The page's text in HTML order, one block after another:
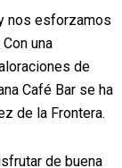
nos esforzamos
una
de
Café Bar se ha
de la Frontera.
de buena